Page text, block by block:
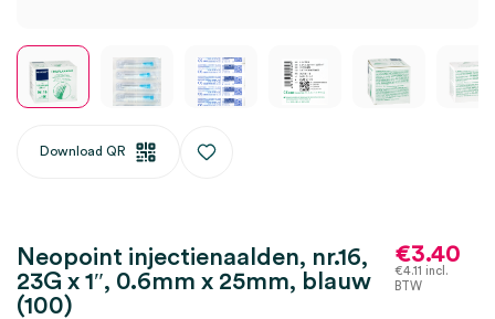
Download QR
Neopoint injectienaalden, nr.16,
23G x 1″, 0.6mm x 25mm, blauw
(100)
€3.40
€4.11 incl.
BTW